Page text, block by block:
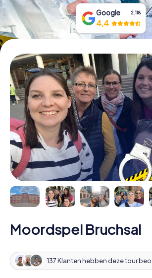
Google 2.118
4,4
Moordspel Bruchsal
137 Klanten hebben deze tour